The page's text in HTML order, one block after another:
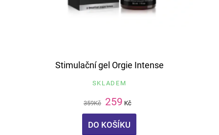
Stimulační gel Orgie Intense
SKLADEM
359Kč 259 Kč
DO KOŠÍKU